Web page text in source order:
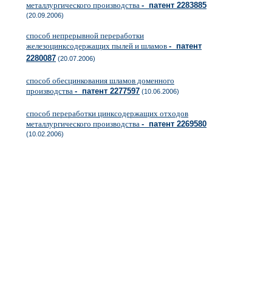
металлургического производства - патент 2283885
(20.09.2006)
способ непрерывной переработки
железоцинксодержащих пылей и шламов - патент
2280087 (20.07.2006)
способ обесцинкования шламов доменного
производства - патент 2277597 (10.06.2006)
способ переработки цинксодержащих отходов
металлургического производства - патент 2269580
(10.02.2006)